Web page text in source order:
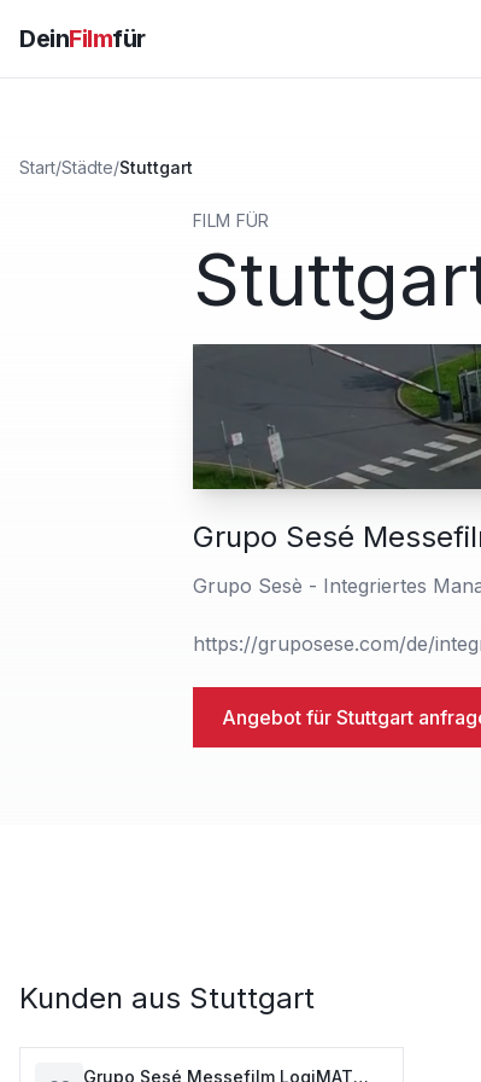
DeinFilmfür
Start/Städte/Stuttgart
FILM FÜR
Grupo Sesé
Grupo Sesè - Integriertes
https://gruposese.com/de/
Angebot für Stuttgart
Kunden aus Stuttgart
Grupo Sesé Messefilm LogiMAT